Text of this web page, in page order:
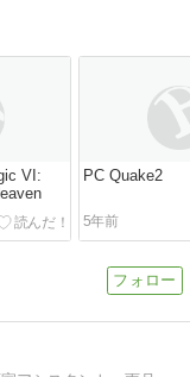
VI:
PC Quake2
5年前